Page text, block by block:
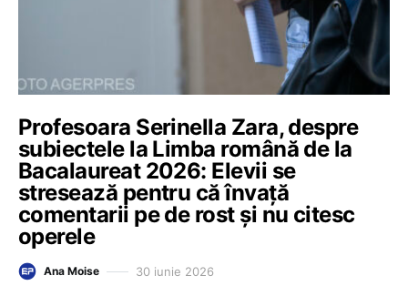
Profesoara Serinella Zara, despre
subiectele la Limba română de la
Bacalaureat 2026: Elevii se
stresează pentru că învață
comentarii pe de rost și nu citesc
operele
Ana Moise 30 iunie 2026